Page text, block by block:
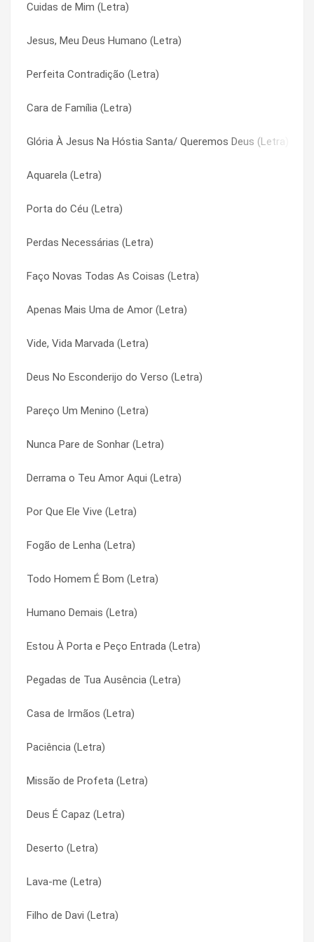
Cuidas de Mim (Letra)
Jesus, Meu Deus Humano (Letra)
Perfeita Contradição (Letra)
Cara de Família (Letra)
Glória À Jesus Na Hóstia Santa/ Queremos Deus (Letra)
Aquarela (Letra)
Porta do Céu (Letra)
Perdas Necessárias (Letra)
Faço Novas Todas As Coisas (Letra)
Apenas Mais Uma de Amor (Letra)
Vide, Vida Marvada (Letra)
Deus No Esconderijo do Verso (Letra)
Pareço Um Menino (Letra)
Nunca Pare de Sonhar (Letra)
Derrama o Teu Amor Aqui (Letra)
Por Que Ele Vive (Letra)
Fogão de Lenha (Letra)
Todo Homem É Bom (Letra)
Humano Demais (Letra)
Estou À Porta e Peço Entrada (Letra)
Pegadas de Tua Ausência (Letra)
Casa de Irmãos (Letra)
Paciência (Letra)
Missão de Profeta (Letra)
Deus É Capaz (Letra)
Deserto (Letra)
Lava-me (Letra)
Filho de Davi (Letra)
Solidão Acompanhada (Letra)
Solar (Letra)
Sobre Ganhar e Perder (Letra)
Só sei amar você (Letra)
Só o amor (Letra)
Sim À Vida (Letra)
Simplesmente José (Letra)
Seu Amor É Demais (Letra)
Sertaneja (Letra)
Ser Aquilo Que Deus Quer (Letra)
Seja Bem Vindo (Letra)
Se Quiseres (Letra)
Se Me Permites (Letra)
Se Eu Quiser Falar Com Deus (Letra)
Se Bastasse Uma Canção (Letra)
Saudades do Céu (Letra)
Saudade de Mãe (Letra)
Sangrando (Letra)
Sabia (Letra)
Ruah, Um Sopro de Vida (Letra)
Rouxinol (Letra)
Romaria (Letra)
River Phoenix (Carta a Um Jovem Ator) (Letra)
Resposta (Letra)
Reggae De Louvor (Letra)
Recado (Letra)
Razões (Letra)
Queremos Deus (Letra)
Anjos de Resgate (Letra)
Anjos de Resgate (Letra)
Ao Coração (Letra)
Ao Coração (Letra)
Ao Meu Amigo (Letra)
Ao Meu Amigo (Letra)
Ao Que Vai Chegar (Letra)
Ao Que Vai Chegar (Letra)
Apenas Mais Uma de Amor (Letra)
Apenas Mais Uma de Amor (Letra)
Aquarela (Letra)
Aquarela (Letra)
Areias Do Meu Lugar (Letra)
Areias Do Meu Lugar (Letra)
Árvoreando (Letra)
Árvoreando (Letra)
As Estações da Vida (Letra)
As Estações da Vida (Letra)
Ausência (Letra)
Ausência (Letra)
Aventurando (Letra)
Aventurando (Letra)
Batiza-me Senhor (Letra)
Batiza-me Senhor (Letra)
Beleza Imperfeita (Letra)
Beleza Imperfeita (Letra)
Brasil, Música e Devoção (Letra)
Brasil, Música e Devoção (Letra)